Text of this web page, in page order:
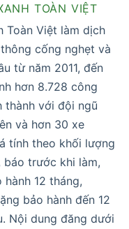
TOÀN VIỆT
Toàn Việt làm dịch
cống nghẹt và
từ năm 2011, đến
hơn 8.728 công
thành với đội ngũ
và hơn 30 xe
tính theo khối lượng
trước khi làm,
hành 12 tháng,
bảo hành đến 12
Nội dung đăng dưới